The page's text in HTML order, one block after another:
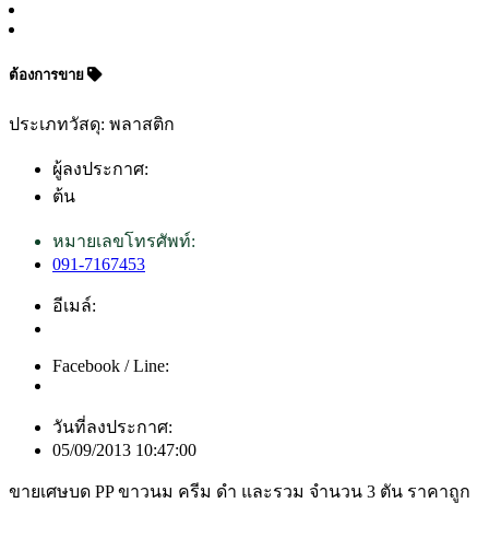
ต้องการขาย
ประเภทวัสดุ: พลาสติก
ผู้ลงประกาศ:
ต้น
หมายเลขโทรศัพท์:
091-7167453
อีเมล์:
Facebook / Line:
วันที่ลงประกาศ:
05/09/2013 10:47:00
ขายเศษบด PP ขาวนม ครีม ดำ และรวม จำนวน 3 ตัน ราคาถูก